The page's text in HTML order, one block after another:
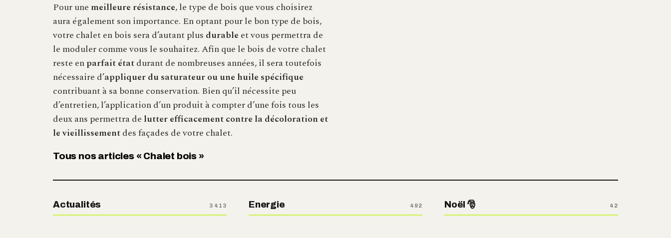
Pour une meilleure résistance, le type de bois que vous choisirez
aura également son importance. En optant pour le bon type de bois,
votre chalet en bois sera d’autant plus durable et vous permettra de
le moduler comme vous le souhaitez. Afin que le bois de votre chalet
reste enparfait étatdurant de nombreuses années, il sera toutefois
nécessaire d’appliquer du saturateur ou une huile spécifique
contribuant à sa bonne conservation. Bien qu’il nécessite peu
d’entretien, l’application d’un produit à compter d’une fois tous les
deux ans permettra de lutter efficacement contre la décoloration et
le vieillissementdes façades de votre chalet.
Tous nos articles « Chalet bois »
Actualités 3 413 Energie 492 Noël 🎅 42